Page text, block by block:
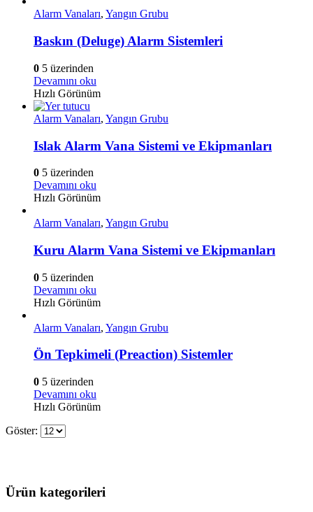
Alarm Vanaları, Yangın Grubu
Baskın (Deluge) Alarm Sistemleri
0 5 üzerinden
Devamını oku
Hızlı Görünüm
Alarm Vanaları, Yangın Grubu
Islak Alarm Vana Sistemi ve Ekipmanları
0 5 üzerinden
Devamını oku
Hızlı Görünüm
Alarm Vanaları, Yangın Grubu
Kuru Alarm Vana Sistemi ve Ekipmanları
0 5 üzerinden
Devamını oku
Hızlı Görünüm
Alarm Vanaları, Yangın Grubu
Ön Tepkimeli (Preaction) Sistemler
0 5 üzerinden
Devamını oku
Hızlı Görünüm
Göster:
Ürün kategorileri